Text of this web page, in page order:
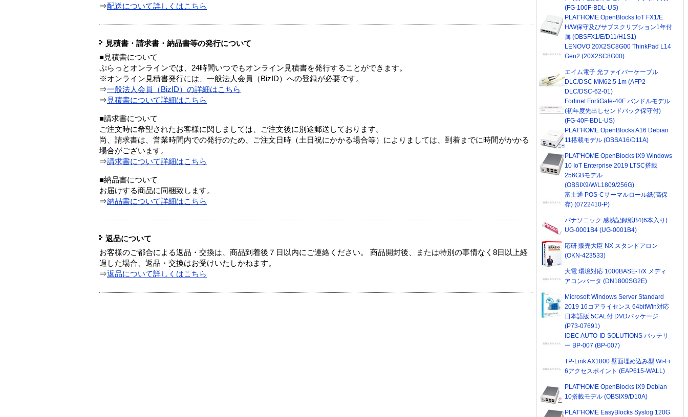
⇒配送について詳しくはこちら
見積書・請求書・納品書等の発行について
■見積書について
ぷらっとオンラインでは、24時間いつでもオンライン見積書を発行することができます。
※オンライン見積書発行には、一般法人会員（BizID）への登録が必要です。
⇒一般法人会員（BizID）の詳細はこちら
⇒ 見積書について詳細はこちら
■請求書について
ご注文時に希望されたお客様に関しましては、ご注文後に別途郵送しております。
尚、請求書は、営業時間内での発行のため、ご注文日時（土日祝にかかる場合等）によりましては、到着までに時間がかかる
場合がございます。
⇒請求書について詳細はこちら
■納品書について
お届けする商品に同梱致します。
⇒納品書について詳細はこちら
返品について
お客様のご都合による返品・交換は、商品到着後７日以内にご連絡ください。 商品開封後、または特別の事情なく8日以上経
過した場合、返品・交換はお受けいたしかねます。
⇒返品について詳しくはこちら
(FG-100F-BDL-US)
PLAT'HOME OpenBlocks IoT FX1/E
H/W保守及びサブスクリプション1年付
属 (OBSFX1/E/D11/H1S1)
LENOVO 20X2SC8G00 ThinkPad L14
Gen2 (20X2SC8G00)
エイム電子 光ファイバーケーブル
DLC/DSC MM62.5 1m (AFP2-
DLC/DSC-62-01)
Fortinet FortiGate-40F バンドルモデル
(初年度先出しセンドバック保守付)
(FG-40F-BDL-US)
PLAT'HOME OpenBlocks A16 Debian
11搭載モデル (OBSA16/D11A)
PLAT'HOME OpenBlocks IX9 Windows
10 IoT Enterprise 2019 LTSC搭載
256GBモデル
(OBSIX9/W/L1809/256G)
富士通 POS-Cサーマルロール紙(高保
存) (0722410-P)
パナソニック 感熱記録紙B4(6本入り)
UG-0001B4 (UG-0001B4)
応研 販売大臣 NX スタンドアロン
(OKN-423533)
大電 環境対応 1000BASE-T/X メディ
アコンバータ (DN1800SG2E)
Microsoft Windows Server Standard
2019 16コアライセンス 64bitWin対応
日本語版 5CAL付 DVDパッケージ
(P73-07691)
IDEC AUTO-ID SOLUTIONS バッテリ
ー BP-007 (BP-007)
TP-Link AX1800 壁面埋め込み型 Wi-Fi
6アクセスポイント (EAP615-WALL)
PLAT'HOME OpenBlocks IX9 Debian
10搭載モデル (OBSIX9/D10A)
PLAT'HOME EasyBlocks Syslog 120G